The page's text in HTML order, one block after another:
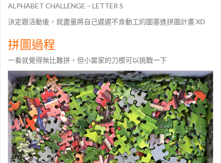
ALPHABET CHALLENGE – LETTER S
決定跟活動後，就盡量將自己遲遲不肯動工的圖塞進拼圖計畫 XD
拼圖過程
一看就覺得無比難拼，但小雷家的刀模可以挑戰一下